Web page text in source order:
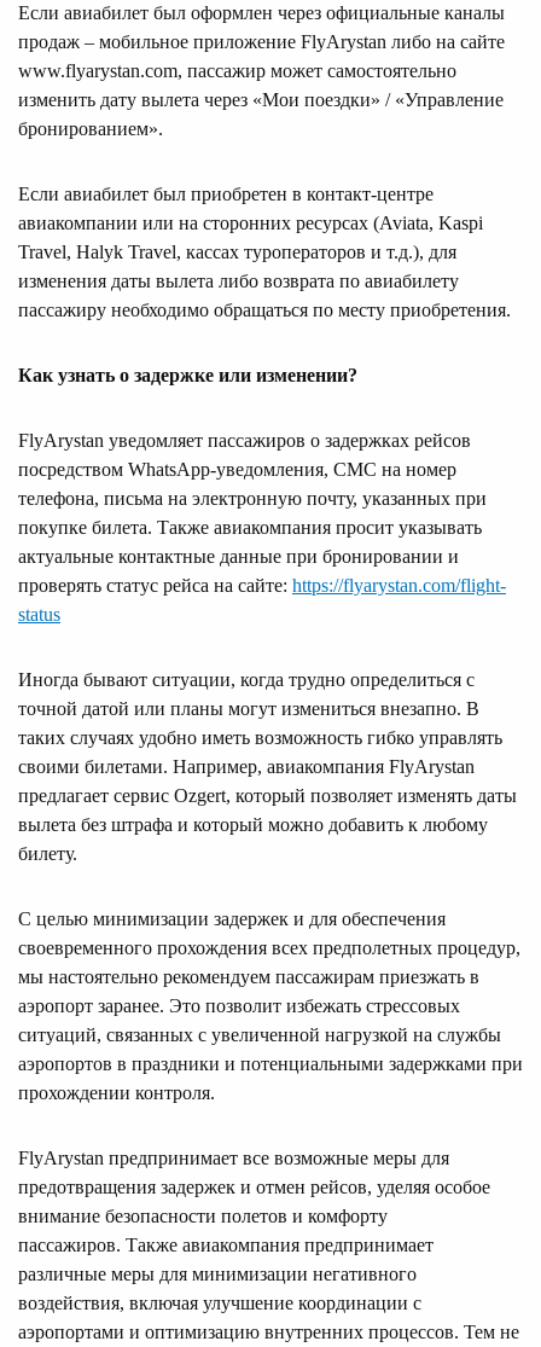
Если авиабилет был оформлен через официальные каналы
продаж – мобильное приложение FlyArystan либо на сайте
www.flyarystan.com, пассажир может самостоятельно
изменить дату вылета через «Мои поездки» / «Управление
бронированием».
Если авиабилет был приобретен в контакт-центре
авиакомпании или на сторонних ресурсах (Aviata, Kaspi
Travel, Halyk Travel, кассах туроператоров и т.д.), для
изменения даты вылета либо возврата по авиабилету
пассажиру необходимо обращаться по месту приобретения.
Как узнать о задержке или изменении?
FlyArystan уведомляет пассажиров о задержках рейсов
посредством WhatsApp-уведомления, СМС на номер
телефона, письма на электронную почту, указанных при
покупке билета. Также авиакомпания просит указывать
актуальные контактные данные при бронировании и
проверять статус рейса на сайте: https://flyarystan.com/flight-
status
Иногда бывают ситуации, когда трудно определиться с
точной датой или планы могут измениться внезапно. В
таких случаях удобно иметь возможность гибко управлять
своими билетами. Например, авиакомпания FlyArystan
предлагает сервис Ozgert, который позволяет изменять даты
вылета без штрафа и который можно добавить к любому
билету.
С целью минимизации задержек и для обеспечения
своевременного прохождения всех предполетных процедур,
мы настоятельно рекомендуем пассажирам приезжать в
аэропорт заранее. Это позволит избежать стрессовых
ситуаций, связанных с увеличенной нагрузкой на службы
аэропортов в праздники и потенциальными задержками при
прохождении контроля.
FlyArystan предпринимает все возможные меры для
предотвращения задержек и отмен рейсов, уделяя особое
внимание безопасности полетов и комфорту
пассажиров. Также авиакомпания предпринимает
различные меры для минимизации негативного
воздействия, включая улучшение координации с
аэропортами и оптимизацию внутренних процессов. Тем не